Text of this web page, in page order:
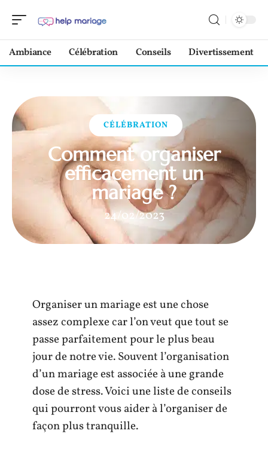
Ambiance Célébration Conseils Divertissement
CÉLÉBRATION
Comment organiser
efficacement un
mariage ?
24/02/2023
Organiser un mariage est une chose
assez complexe car l’on veut que tout se
passe parfaitement pour le plus beau
jour de notre vie. Souvent l’organisation
d’un mariage est associée à une grande
dose de stress. Voici une liste de conseils
qui pourront vous aider à l’organiser de
façon plus tranquille.